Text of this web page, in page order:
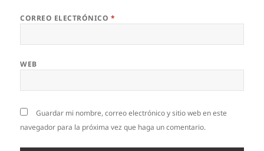
CORREO ELECTRÓNICO *
WEB
Guardar mi nombre, correo electrónico y sitio web en este
navegador para la próxima vez que haga un comentario.